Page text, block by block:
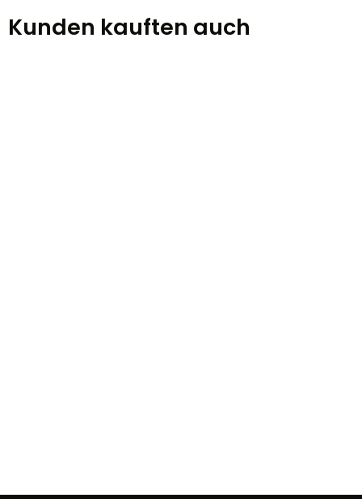
Kunden kauften auch